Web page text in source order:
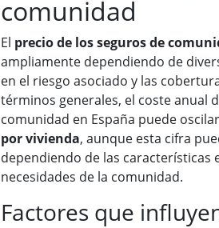
comunidad
El precio de los seguros de
ampliamente dependiendo de
en el riesgo asociado y las
términos generales, el coste anual
comunidad en España puede
por vivienda, aunque esta cifra
dependiendo de las características
necesidades de la comunidad.
Factores que